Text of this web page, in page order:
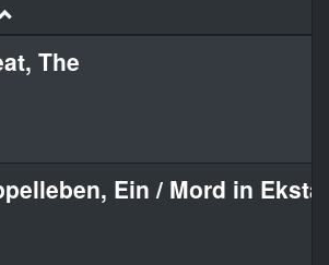
The
Ein / Mord in